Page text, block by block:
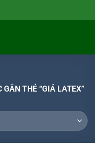
THẺ “GIÁ LATEX”